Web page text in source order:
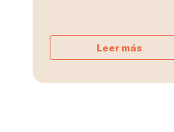
Leer más